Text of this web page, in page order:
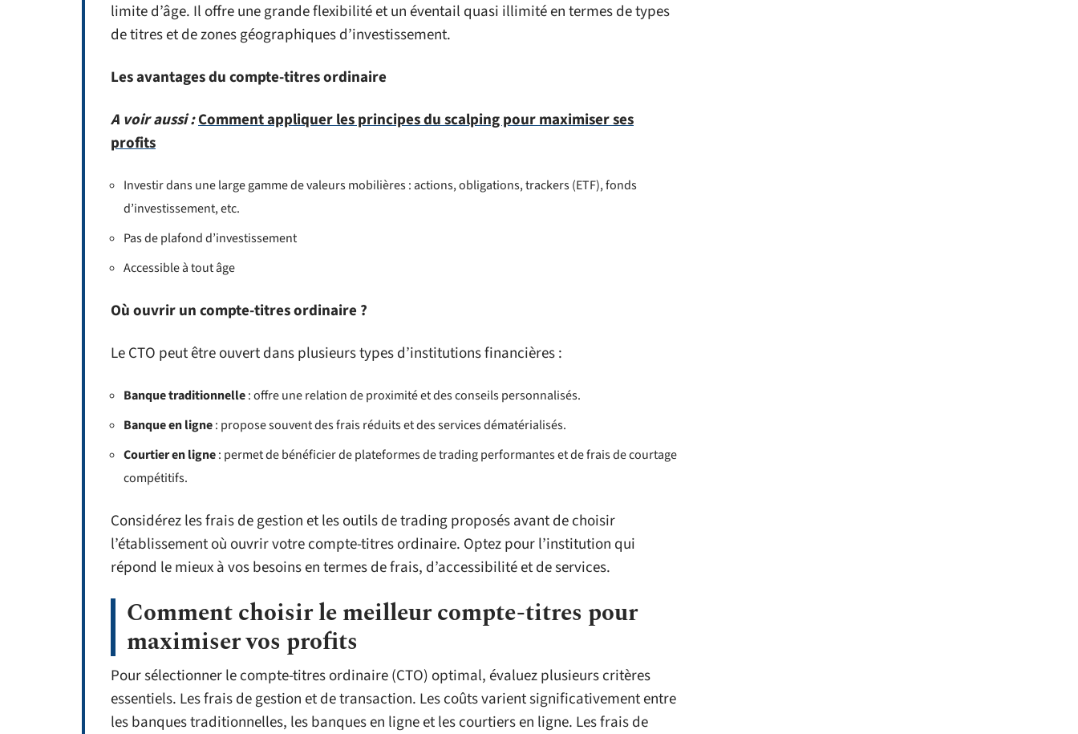
limite d’âge. Il offre une grande flexibilité et un éventail quasi illimité en termes de types
de titres et de zones géographiques d’investissement.
Les avantages du compte-titres ordinaire
A voir aussi :Comment appliquer les principes du scalping pour maximiser ses
profits
Investir dans une large gamme de valeurs mobilières : actions, obligations, trackers (ETF), fonds
d’investissement, etc.
Pas de plafond d’investissement
Accessible à tout âge
Où ouvrir un compte-titres ordinaire ?
Le CTO peut être ouvert dans plusieurs types d’institutions financières :
Banque traditionnelle: offre une relation de proximité et des conseils personnalisés.
Banque en ligne: propose souvent des frais réduits et des services dématérialisés.
Courtier en ligne: permet de bénéficier de plateformes de trading performantes et de frais de courtage
compétitifs.
Considérez les frais de gestion et les outils de trading proposés avant de choisir
l’établissement où ouvrir votre compte-titres ordinaire. Optez pour l’institution qui
répond le mieux à vos besoins en termes de frais, d’accessibilité et de services.
Comment choisir le meilleur compte-titres pour
maximiser vos profits
Pour sélectionner le compte-titres ordinaire (CTO) optimal, évaluez plusieurs critères
essentiels. Les frais de gestion et de transaction. Les coûts varient significativement entre
les banques traditionnelles, les banques en ligne et les courtiers en ligne. Les frais de